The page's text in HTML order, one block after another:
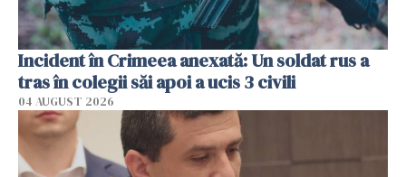
Incident în Crimeea anexată: Un soldat rus a
tras în colegii săi apoi a ucis 3 civili
04 AUGUST 2026